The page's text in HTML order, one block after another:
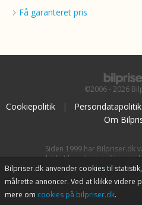
Få garanteret pris
©2006 - 2026
Cookiepolitik | Persondatapolitik
Om
Siden 1999 har Bilpriser.dk
kilde til vurdering af brugte
baseret påBilpriserPro
uafhængige værktøj
Bilpriser.dk anvender cookies til
målrette annoncer. Ved at klikke videre
mere om cookies på bilpriser.dk.